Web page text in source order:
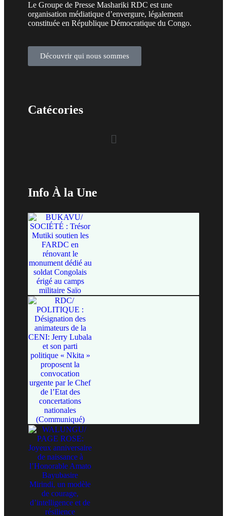
Le Groupe de Presse Mashariki RDC est une
organisation médiatique d’envergure, légalement
constituée en République Démocratique du Congo.
Découvrir qui nous sommes
Catécories
Info À la Une